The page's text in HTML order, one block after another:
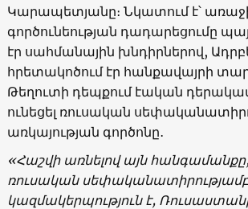
Կարապետյանը։ Նկատում է՝
գործունեության դադարեցումը
էր սահմանային խնդիրներով,
հրետակոծում էր հանքավայրի
Թեղուտի դեպքում էական
ունեցել ռուսական
առկայության գործոնը․
«Հաշվի առնելով այն
ռուսական սեփականատիրությամբ
կազմակերպություն է,